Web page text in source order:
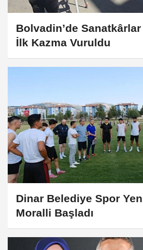
Bolvadin’de Sanatkârlar
İlk Kazma Vuruldu
Dinar Belediye Spor
Moralli Başladı